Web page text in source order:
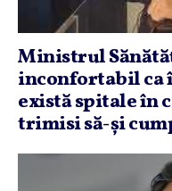
Ministrul
inconfortabil ca
există spitale în
trimisi să-şi